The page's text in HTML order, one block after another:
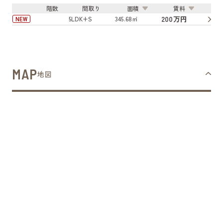
階数 間取り 面積 賃料
NEW 5LDK+S 345.68㎡ 200万円
MAP地図